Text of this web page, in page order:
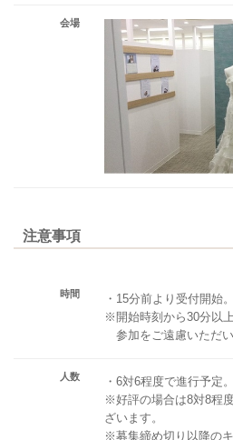
会場
注意事項
時間
・15分前より受付開始
※開始時刻から30分以
参加をご遠慮いただい
人数
・6対6程度で進行予定
※好評の場合は8対8程
ざいます。
※募集締め切り以降の